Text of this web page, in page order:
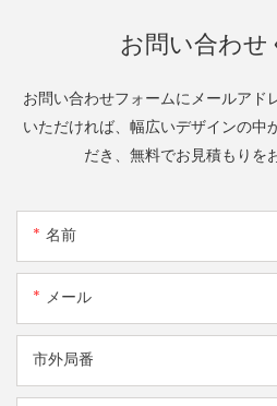
お問い合わせ
お問い合わせフォームにメールアド
いただければ、幅広いデザインの中
だき、無料でお見積もりを
名前
メール
市外局番